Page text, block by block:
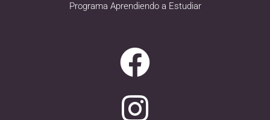
Programa Aprendiendo a Estudiar